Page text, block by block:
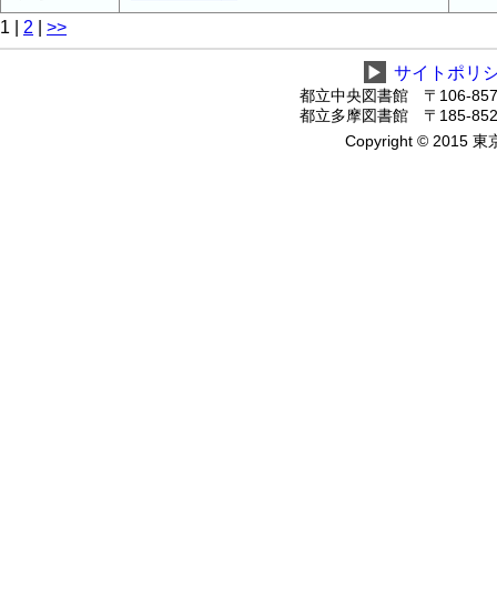
1
2 >>
▶ サイトポリ
都立中央図書館 〒106-
都立多摩図書館 〒185-
Copyright © 2015 東